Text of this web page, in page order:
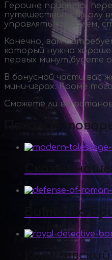
Героине придется
путешествие к жерлу
управлять кораблем,
Конечно, вам
который нужно
первых минут будете
В бонусной части вас
мини-играх. Кроме
Сможете ли вы
Похожие
Сказки
Битва за